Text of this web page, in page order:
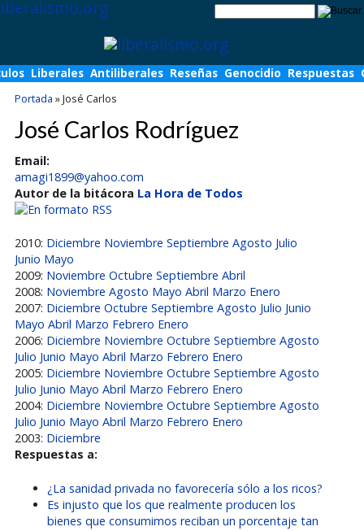
Liberales Antiliberales Reseñas Genocidio Respuestas
Portada »José Carlos
José Carlos Rodríguez
Email:
amagi1899@yahoo.com
Autor de la bitácora La Hora de Todos
2010: Diciembre Noviembre Septiembre Agosto Julio
Junio Mayo
2009: Noviembre Octubre Septiembre Abril
2008: Noviembre Agosto Mayo Abril Marzo Enero
2007: Diciembre Octubre Septiembre Agosto Julio Junio
Mayo Abril Marzo Febrero Enero
2006: Diciembre Noviembre Octubre Septiembre Agosto
Julio Junio Mayo Abril Marzo Febrero Enero
2005: Diciembre Noviembre Octubre Septiembre Agosto
Julio Junio Mayo Abril Marzo Febrero Enero
2004: Diciembre Noviembre Octubre Septiembre Agosto
Julio Junio Mayo Abril Marzo Febrero Enero
2003: Diciembre
Respuestas a:
¿La sanidad privada no favorecería sólo a los ricos?
Es injusto que los que realmente producen los
bienes que consumimos reciban un porcentaje tan